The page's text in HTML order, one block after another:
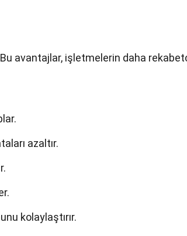
avantajlar, işletmelerin daha
azaltır.
kolaylaştırır.